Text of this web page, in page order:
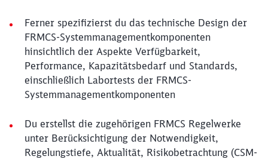
Ferner spezifizierst du das technische Design der
FRMCS-Systemmanagementkomponenten
hinsichtlich der Aspekte Verfügbarkeit,
Performance, Kapazitätsbedarf und Standards,
einschließlich Labortests der FRMCS-
Systemmanagementkomponenten
Du erstellst die zugehörigen FRMCS Regelwerke
unter Berücksichtigung der Notwendigkeit,
Regelungstiefe, Aktualität, Risikobetrachtung (CSM-